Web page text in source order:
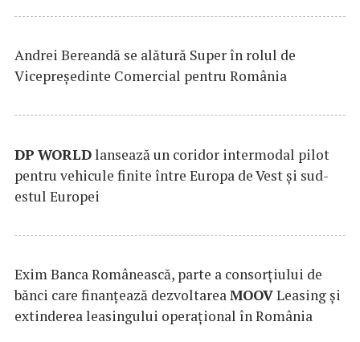
Andrei Bereandă se alătură Super în rolul de
Vicepreședinte Comercial pentru România
DP WORLDlansează un coridor intermodal pilot
pentru vehicule finite între Europa de Vest și sud-
estul Europei
Exim Banca Românească, parte a consorțiului de
bănci care finanțează dezvoltareaMOOVLeasing și
extinderea leasingului operațional în România